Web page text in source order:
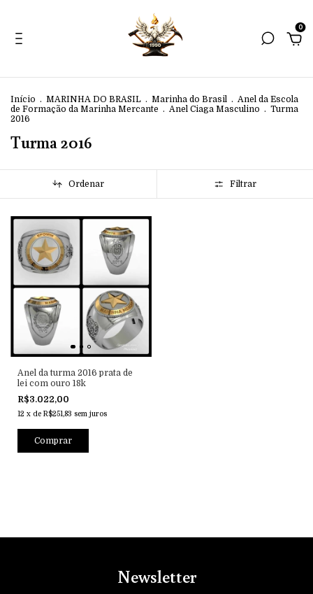
0
Início . MARINHA DO BRASIL . Marinha do Brasil . Anel da Escola
de Formação da Marinha Mercante . Anel Ciaga Masculino . Turma
2016
Turma 2016
Ordenar Filtrar
Anel da turma 2016 prata de
lei com ouro 18k
R$3.022,00
12 x de R$251,83 sem juros
Comprar
Newsletter